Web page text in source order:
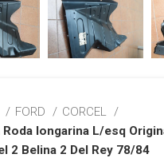
FORD
CORCEL
Roda longarina L/esq
2 Belina 2 Del Rey 78/84